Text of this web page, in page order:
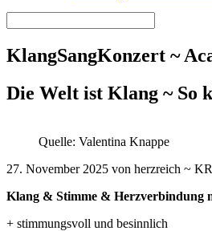
KlangSangKonzert ~
Die Welt ist Klang ~ So
Quelle: Valentina Knappe
27. November 2025 von herzreich ~
Klang & Stimme & Herzverbindung
+ stimmungsvoll und besinnlich